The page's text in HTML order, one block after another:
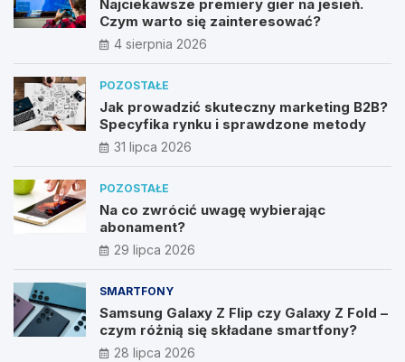
Najciekawsze premiery gier na jesień.
Czym warto się zainteresować?
4 sierpnia 2026
POZOSTAŁE
Jak prowadzić skuteczny marketing B2B?
Specyfika rynku i sprawdzone metody
31 lipca 2026
POZOSTAŁE
Na co zwrócić uwagę wybierając
abonament?
29 lipca 2026
SMARTFONY
Samsung Galaxy Z Flip czy Galaxy Z Fold –
czym różnią się składane smartfony?
28 lipca 2026